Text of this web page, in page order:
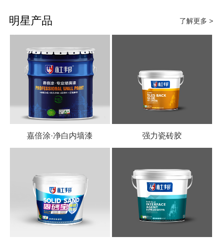
明星产品 了解更多 >
嘉倍涂·净白内墙漆 强力瓷砖胶